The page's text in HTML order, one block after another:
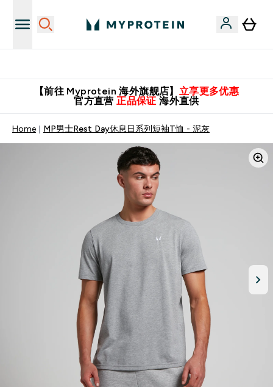
【前往 Myprotein 海外旗舰店】 立享更多优惠
官方直营 正品保证 海外直供
Home MP男士Rest Day休息日系列短袖T恤 - 泥灰